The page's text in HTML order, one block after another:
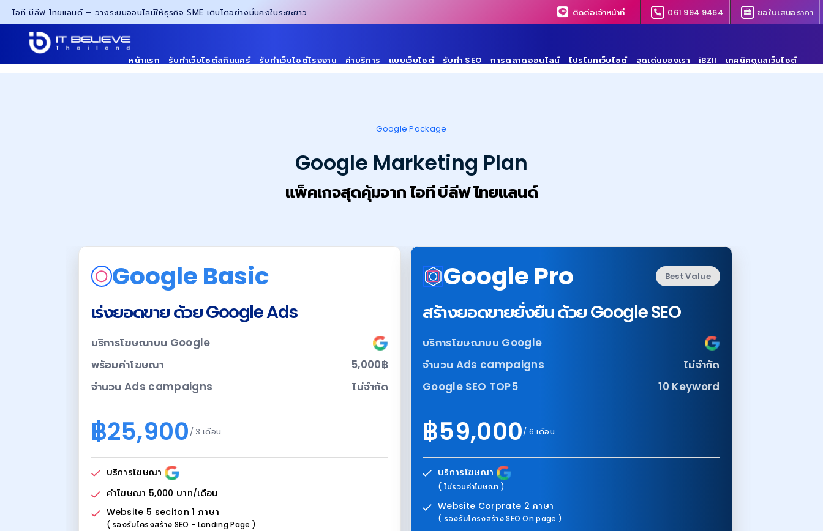
ไอที บีลีฟ ไทยแลนด์ – วางระบบออนไลน์ให้ธุรกิจ SME เติบโตอย่างมั่นคงในระยะยาว ติดต่อเจ้าหน้าที่ 061 994 9464 ขอใบเสนอราคา
หน้าแรก รับทำเว็บไซต์สกินแคร์ รับทำเว็บไซต์โรงงาน ค่าบริการ แบบเว็บไซต์ รับทำ SEO การตลาดออนไลน์ โปรโมทเว็บไซต์ จุดเด่นของเรา iBZII เทคนิคดูแลเว็บไซต์
Google Package
Google Marketing Plan
แพ็คเกจสุดคุ้มจาก ไอที บีลีฟ ไทยแลนด์
Google Basic
เร่งยอดขาย ด้วย Google Ads
บริการโฆษณาบน Google
พร้อมค่าโฆษณา
5,000฿
จำนวน Ads campaigns
ไม่จำกัด
฿25,900 / 3 เดือน
บริการโฆษณา
ค่าโฆษณา 5,000 บาท/เดือน
Website 5 seciton 1 ภาษา
( รองรับโครงสร้าง SEO - Landing Page )
Google Pro Best Value
สร้างยอดขายยั่งยืน ด้วย Google SEO
บริการโฆษณาบน Google
จำนวน Ads campaigns
ไม่จำกัด
Google SEO TOP5
10 Keyword
฿59,000/ 6 เดือน
บริการโฆษณา
( ไม่รวมค่าโฆษณา )
Website Corprate 2 ภาษา
( รองรับโครงสร้าง SEO On page )